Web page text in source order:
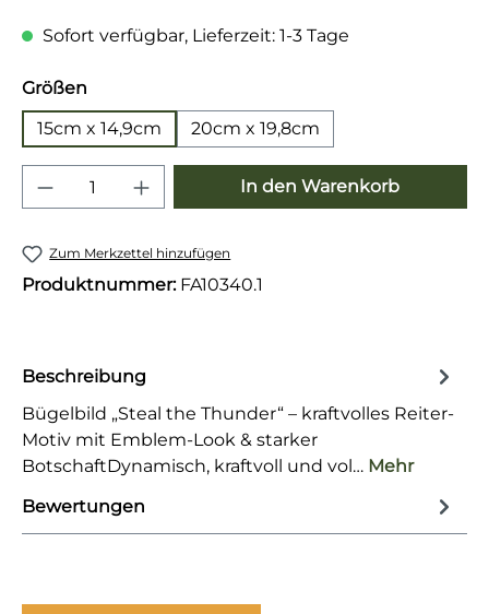
Sofort verfügbar, Lieferzeit: 1-3 Tage
Größen
15cm x 14,9cm
20cm x 19,8cm
Produkt Anzahl: Gib den
In den Warenkorb
Zum Merkzettel hinzufügen
Produktnummer: FA10340.1
Beschreibung
Bügelbild „Steal the Thunder“ – kraftvolles Reiter-
Motiv mit Emblem-Look & starker
BotschaftDynamisch, kraftvoll und vol… Mehr
Bewertungen